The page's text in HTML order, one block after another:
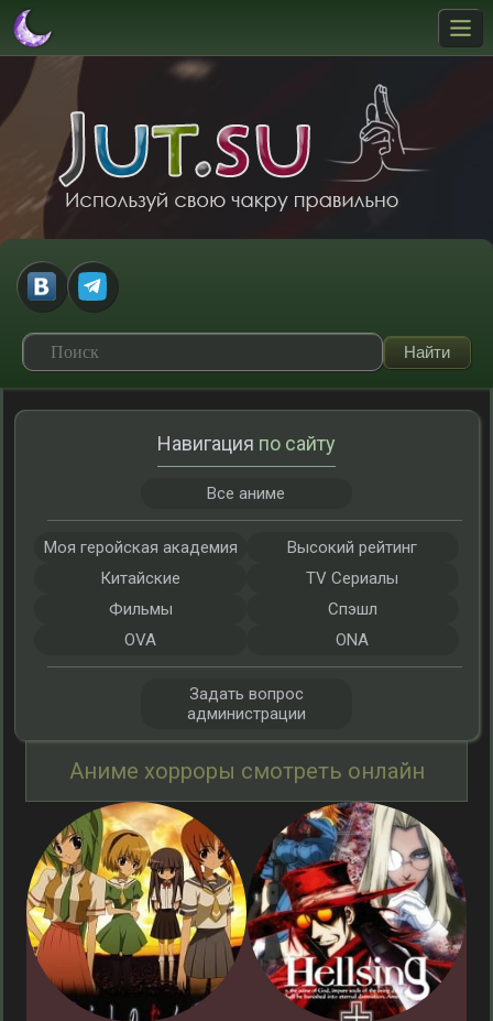
Аниме хорроры смотреть онлайн
Навигация по сайту
Все аниме
Моя геройская академия
Высокий рейтинг
Китайские
TV Сериалы
Фильмы
Спэшл
OVA
ONA
Задать вопрос
администрации